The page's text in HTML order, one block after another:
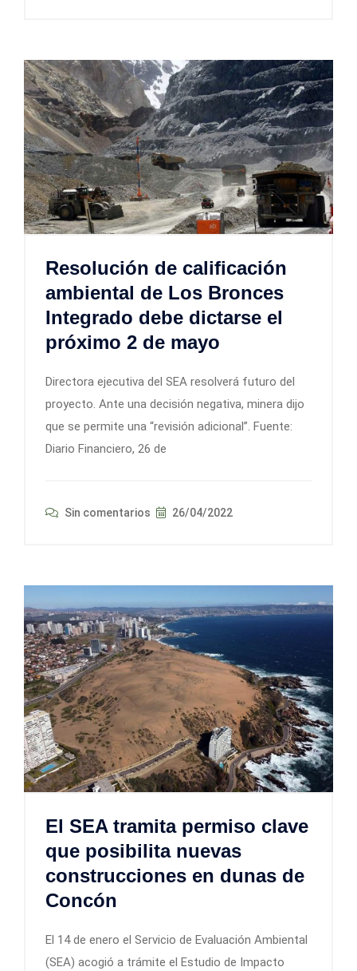
Resolución de calificación
ambiental de Los Bronces
Integrado debe dictarse el
próximo 2 de mayo
Directora ejecutiva del SEA resolverá futuro del
proyecto. Ante una decisión negativa, minera dijo
que se permite una “revisión adicional”. Fuente:
Diario Financiero, 26 de
Sin comentarios 26/04/2022
El SEA tramita permiso clave
que posibilita nuevas
construcciones en dunas de
Concón
El 14 de enero el Servicio de Evaluación Ambiental
(SEA) acogió a trámite el Estudio de Impacto